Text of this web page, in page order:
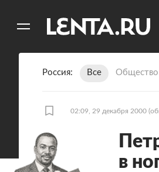
Россия Все Общество
02:09, 29 декабря 2000
в